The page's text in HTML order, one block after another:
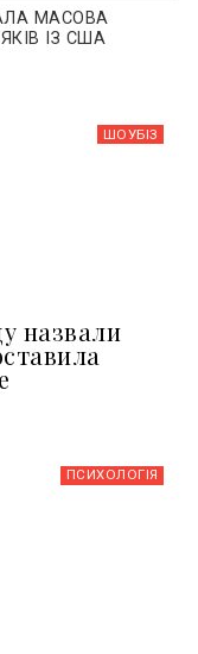
МАСОВА
ІЗ США
ШОУБIЗ
назвали
ПСИХОЛОГІЯ